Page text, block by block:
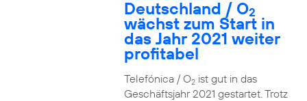
Deutschland / O2
wächst zum Start in
das Jahr 2021 weiter
profitabel
Telefónica / O2ist gut in das
Geschäftsjahr 2021 gestartet. Trotz